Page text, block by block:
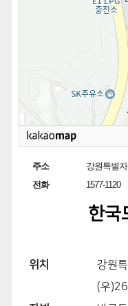
주소
강원특별
전화
1577-1120
한국
위치
강원
(우